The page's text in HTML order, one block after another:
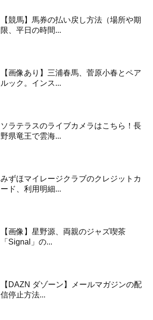
【競馬】馬券の払い戻し方法（場所や期
限、平日の時間...
【画像あり】三浦春馬、菅原小春とペア
ルック。インス...
ソラテラスのライブカメラはこちら！長
野県竜王で雲海...
みずほマイレージクラブのクレジットカ
ード、利用明細...
【画像】星野源、両親のジャズ喫茶
「Signal」の...
【DAZN ダゾーン】メールマガジンの配
信停止方法...